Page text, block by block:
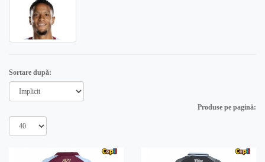
Sortare după:
Produse pe pagină: